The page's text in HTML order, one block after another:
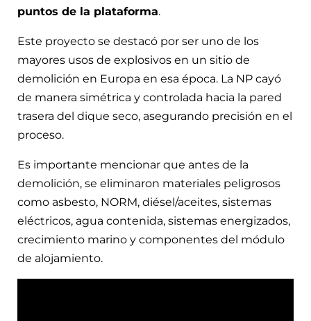
puntos de la plataforma.
Este proyecto se destacó por ser uno de los
mayores usos de explosivos en un sitio de
demolición en Europa en esa época. La NP cayó
de manera simétrica y controlada hacia la pared
trasera del dique seco, asegurando precisión en el
proceso.
Es importante mencionar que antes de la
demolición, se eliminaron materiales peligrosos
como asbesto, NORM, diésel/aceites, sistemas
eléctricos, agua contenida, sistemas energizados,
crecimiento marino y componentes del módulo
de alojamiento.